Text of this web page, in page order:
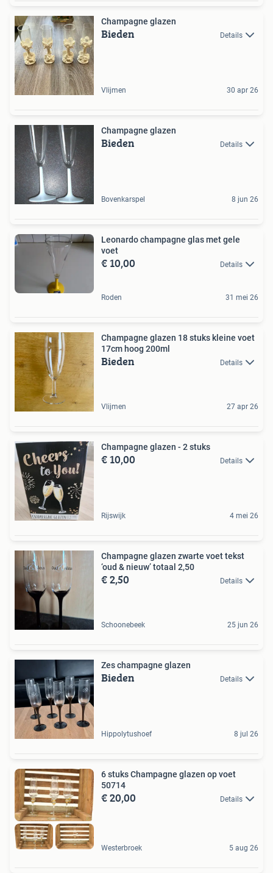
Champagne glazen
Bieden Details
Vlijmen 30 apr 26
Champagne glazen
Bieden Details
Bovenkarspel 8 jun 26
Leonardo champagne glas met gele
voet
€ 10,00 Details
Roden 31 mei 26
Champagne glazen 18 stuks kleine voet
17cm hoog 200ml
Bieden Details
Vlijmen 27 apr 26
Champagne glazen - 2 stuks
€ 10,00 Details
Rijswijk 4 mei 26
Champagne glazen zwarte voet tekst
‘oud & nieuw’ totaal 2,50
€ 2,50 Details
Schoonebeek 25 jun 26
Zes champagne glazen
Bieden Details
Hippolytushoef 8 jul 26
6 stuks Champagne glazen op voet
50714
€ 20,00 Details
Westerbroek 5 aug 26